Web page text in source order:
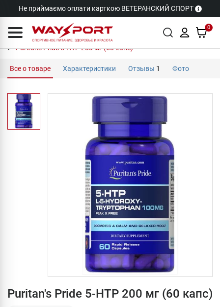
Не приймаємо оплати карткою ВЕТЕРАНСКИЙ СПОРТ
0
Puritan's Pride 5-HTP 200 мг (60 капс)
Все о товаре Характеристики Отзывы 1 Фото
Puritan's Pride 5-HTP 200 мг (60 капс)